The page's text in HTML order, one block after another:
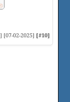
[07-02-2025] [#10]